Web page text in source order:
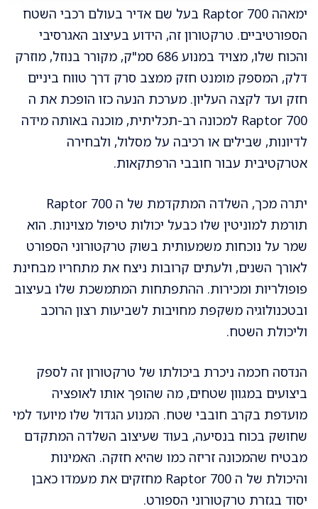
ימאהה Raptor 700 בעל שם אדיר בעולם רכבי השטח
הספורטיביים. טרקטורון זה, הידוע בעיצוב האגרסיבי
והכוח שלו, מצויד במנוע 686 סמ"ק, מקורר בנוזל, מוזרק
דלק, המספק מומנט חזק ממצב סרק דרך טווח ביניים
חזק ועד לקצה העליון. מערכת הנעה כזו הופכת את ה
Raptor 700 למכונה רב-תכליתית, מוכנה באותה מידה
לדיונות, שבילים או רכיבה על מסלול, ולבחירה
אטרקטיבית עבור חובבי הרפתקאות.
יתרה מכך, השלדה המתקדמת של ה Raptor 700
תורמת למוניטין שלו כבעל יכולות טיפול מצוינות. הוא
שמר על נוכחות משמעותית בשוק טרקטורוני הספורט
לאורך השנים, ולעתים קרובות ניצח את מתחריו מבחינת
פופולריות ומכירות. ההתפתחות המתמשכת שלו בעיצוב
ובטכנולוגיה משקפת מחויבות לשביעות רצון הרוכב
וליכולת השטח.
הנדסה חכמה ניכרת ביכולתו של טרקטורון זה לספק
ביצועים במגוון שטחים, מה שהופך אותו לאופציה
מועדפת בקרב חובבי שטח. המנוע הגדול שלו מיועד למי
שחושק בכוח בנסיעה, בעוד שעיצוב השלדה המתקדם
מבטיח שהמכונה זריזה כמו שהיא חזקה. האמינות
והיכולת של ה Raptor 700 מחזקים את מעמדו כאבן
יסוד בגזרת טרקטורוני הספורט.